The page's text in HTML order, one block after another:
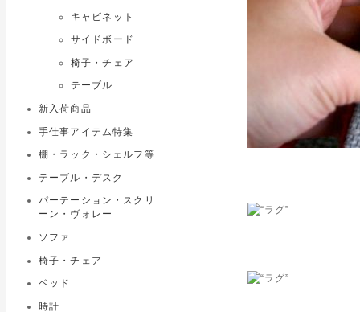
キャビネット
サイドボード
椅子・チェア
テーブル
新入荷商品
手仕事アイテム特集
棚・ラック・シェルフ等
テーブル・デスク
パーテーション・スクリ
ーン・ヴォレー
ソファ
椅子・チェア
ベッド
時計